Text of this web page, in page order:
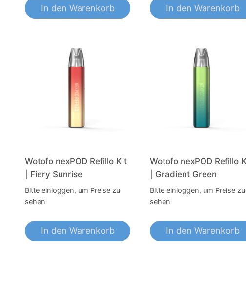
In den Warenkorb In den Warenkorb
Wotofo nexPOD Refillo Kit
| Fiery Sunrise
Bitte einloggen, um Preise zu
sehen
In den Warenkorb
Wotofo nexPOD Refillo
| Gradient Green
Bitte einloggen, um Preise zu
sehen
In den Warenkorb